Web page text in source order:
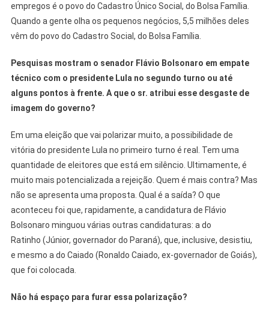
empregos é o povo do Cadastro Único Social, do Bolsa Família.
Quando a gente olha os pequenos negócios, 5,5 milhões deles
vêm do povo do Cadastro Social, do Bolsa Família.
Pesquisas mostram o senador Flávio Bolsonaro em empate
técnico com o presidente Lula no segundo turno ou até
alguns pontos à frente. A que o sr. atribui esse desgaste de
imagem do governo?
Em uma eleição que vai polarizar muito, a possibilidade de
vitória do presidente Lula no primeiro turno é real. Tem uma
quantidade de eleitores que está em silêncio. Ultimamente, é
muito mais potencializada a rejeição. Quem é mais contra? Mas
não se apresenta uma proposta. Qual é a saída? O que
aconteceu foi que, rapidamente, a candidatura de Flávio
Bolsonaro minguou várias outras candidaturas: a do
Ratinho (Júnior, governador do Paraná), que, inclusive, desistiu,
e mesmo a do Caiado (Ronaldo Caiado, ex-governador de Goiás),
que foi colocada.
Não há espaço para furar essa polarização?